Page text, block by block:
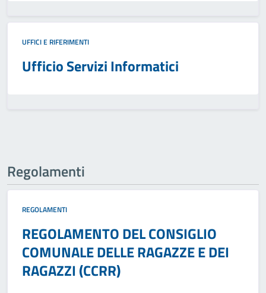
UFFICI E RIFERIMENTI
Ufficio Servizi Informatici
Regolamenti
REGOLAMENTI
REGOLAMENTO DEL CONSIGLIO
COMUNALE DELLE RAGAZZE E DEI
RAGAZZI (CCRR)